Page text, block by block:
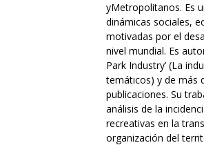
yMetropolitanos. Es
dinámicas sociales,
motivadas por el
nivel mundial. Es
Park Industry’ (La
temáticos) y de más
publicaciones. Su
análisis de la
recreativas en la
organización del